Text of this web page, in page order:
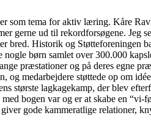
som tema for aktiv læring. Kåre
gerne ud til rekordforsøgene. Jeg
bred. Historik og Støtteforeningen
børn samlet over 300.000
præstationer og på deres egne
medarbejdere støttede op om
største lagkagekamp, der blev
bogen var og er at skabe en “vi-
gode kammeratlige relationer,